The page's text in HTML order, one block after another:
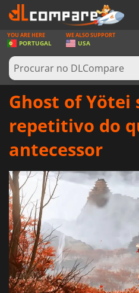
JOGOS
GAME CARDS
SOFTWARE
HARDWARE
ENTRAR OU REGISTAR
YOU ARE HERE
PORTUGAL
WE ALSO SUPPORT
USA
Ghost of Yötei
repetitivo do
antecessor